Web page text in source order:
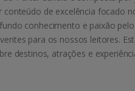
conteúdo de excelência focado
conhecimento e paixão
para os nossos leitores.
destinos, atrações e